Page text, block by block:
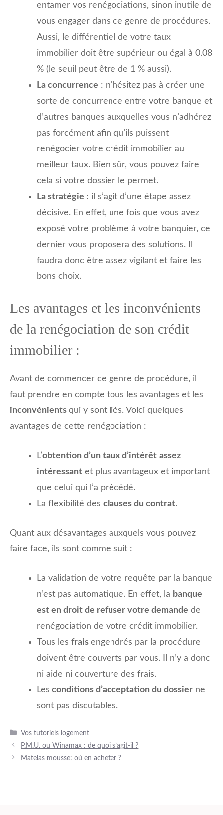
entamer vos renégociations, sinon inutile de
vous engager dans ce genre de procédures.
Aussi, le différentiel de votre taux
immobilier doit être supérieur ou égal à 0.08
% (le seuil peut être de 1 % aussi).
La concurrence : n’hésitez pas à créer une
sorte de concurrence entre votre banque et
d’autres banques auxquelles vous n’adhérez
pas forcément afin qu’ils puissent
renégocier votre crédit immobilier au
meilleur taux. Bien sûr, vous pouvez faire
cela si votre dossier le permet.
La stratégie : il s’agit d’une étape assez
décisive. En effet, une fois que vous avez
exposé votre problème à votre banquier, ce
dernier vous proposera des solutions. Il
faudra donc être assez vigilant et faire les
bons choix.
Les avantages et les inconvénients
de la renégociation de son crédit
immobilier :
Avant de commencer ce genre de procédure, il
faut prendre en compte tous les avantages et les
inconvénients qui y sont liés. Voici quelques
avantages de cette renégociation :
L’obtention d’un taux d’intérêt assez
intéressant et plus avantageux et important
que celui qui l’a précédé.
La flexibilité des clauses du contrat.
Quant aux désavantages auxquels vous pouvez
faire face, ils sont comme suit :
La validation de votre requête par la banque
n’est pas automatique. En effet, la banque
est en droit de refuser votre demande de
renégociation de votre crédit immobilier.
Tous les frais engendrés par la procédure
doivent être couverts par vous. Il n’y a donc
ni aide ni couverture des frais.
Les conditions d’acceptation du dossier ne
sont pas discutables.
Catégories
Vos tutoriels logement
P.M.U. ou Winamax : de quoi s’agit-il ?
Matelas mousse: où en acheter ?